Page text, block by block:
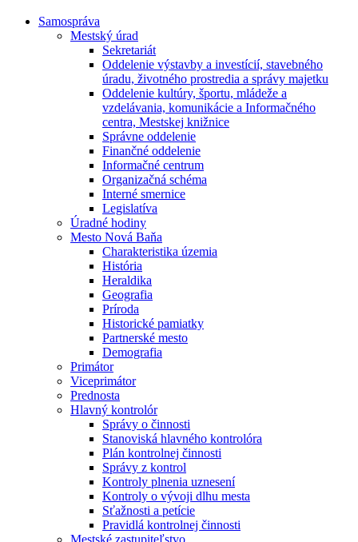
Samospráva
Mestský úrad
Sekretariát
Oddelenie výstavby a investícií, stavebného
úradu, životného prostredia a správy majetku
Oddelenie kultúry, športu, mládeže a
vzdelávania, komunikácie a Informačného
centra, Mestskej knižnice
Správne oddelenie
Finančné oddelenie
Informačné centrum
Organizačná schéma
Interné smernice
Legislatíva
Úradné hodiny
Mesto Nová Baňa
Charakteristika územia
História
Heraldika
Geografia
Príroda
Historické pamiatky
Partnerské mesto
Demografia
Primátor
Viceprimátor
Prednosta
Hlavný kontrolór
Správy o činnosti
Stanoviská hlavného kontrolóra
Plán kontrolnej činnosti
Správy z kontrol
Kontroly plnenia uznesení
Kontroly o vývoji dlhu mesta
Sťažnosti a petície
Pravidlá kontrolnej činnosti
Mestské zastupiteľstvo